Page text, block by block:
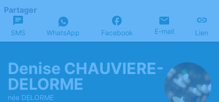
Partager
SMS WhatsApp Facebook E-mail Lien
Denise CHAUVIERE-
DELORME
née DELORME